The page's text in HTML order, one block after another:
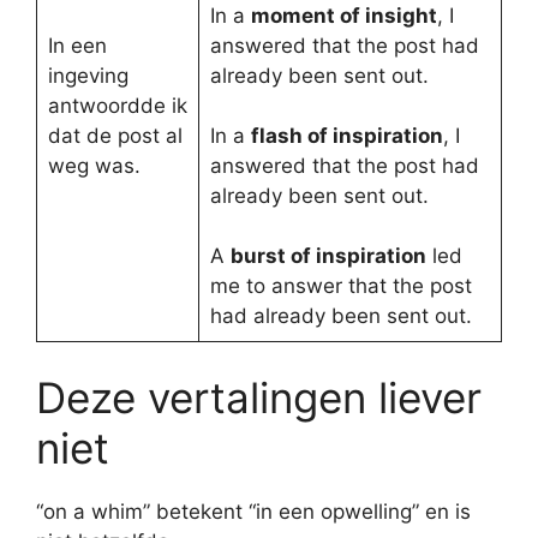
In een
ingeving
antwoordde ik
dat de post al
weg was.
In a moment of insight, I
answered that the post had
already been sent out.
In a flash of inspiration, I
answered that the post had
already been sent out.
A burst of inspiration led
me to answer that the post
had already been sent out.
Deze vertalingen liever
niet
“on a whim” betekent “in een opwelling” en is